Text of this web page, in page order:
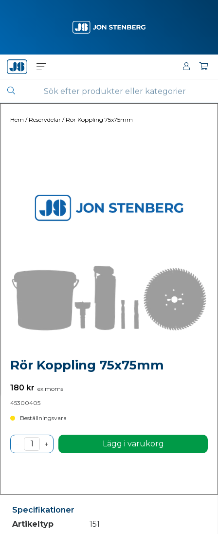
Hem / Reservdelar / Rör Koppling 75x75mm
Rör Koppling 75x75mm
180 kr ex moms
45300405
Beställningsvara
Lägg i varukorg
Specifikationer
Artikeltyp
151